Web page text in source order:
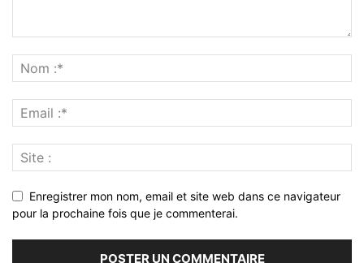
Enregistrer mon nom, email et site web dans ce navigateur
pour la prochaine fois que je commenterai.